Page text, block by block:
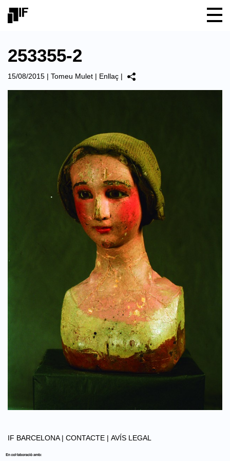
253355-2
15/08/2015 | Tomeu Mulet | Enllaç |
IF BARCELONA | CONTACTE | AVÍS LEGAL